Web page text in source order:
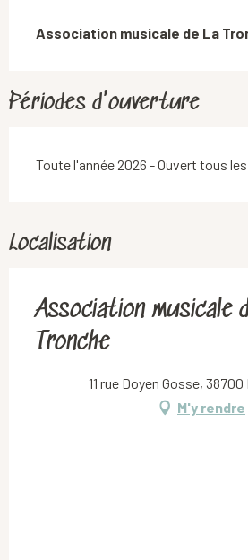
Association musicale de La
Périodes d'ouverture
Toute l'année 2026 - Ouvert tous
Localisation
Association musicale
Tronche
11 rue Doyen Gosse,
M'y rendre